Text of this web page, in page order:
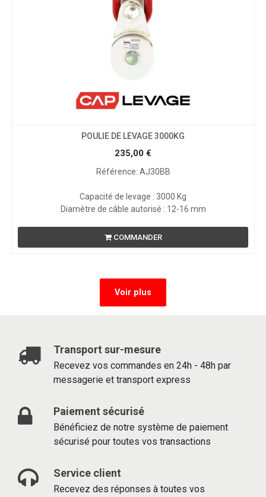
POULIE DE LEVAGE 3000KG
235,00 €
Référence: AJ30BB
Capacité de levage : 3000 Kg
Diamètre de câble autorisé : 12-16 mm
COMMANDER
Voir plus
Transport sur-mesure
Recevez vos commandes en 24h - 48h par
messagerie et transport express
Paiement sécurisé
Bénéficiez de notre système de paiement
sécurisé pour toutes vos transactions
Service client
Recevez des réponses à toutes vos